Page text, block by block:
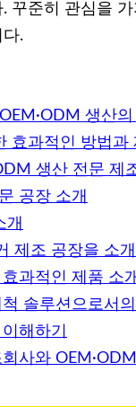
꾸준히 관심을
.
생산
효과적인 방법과
생산 전문 제
공장 소개
개
제조 공장을 소
과적인 제품 소개
솔루션으로서
해하기
사와